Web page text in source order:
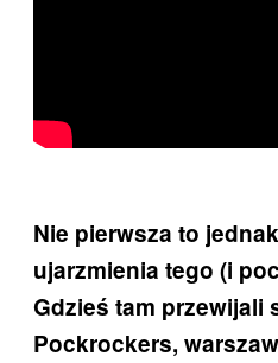
Nie pierwsza to
ujarzmienia tego (i
Gdzieś tam przewijali
Pockrockers,